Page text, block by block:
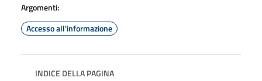
Argomenti:
Accesso all'informazione
INDICE DELLA PAGINA